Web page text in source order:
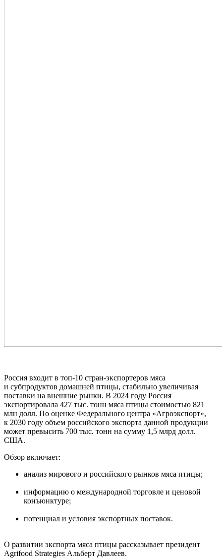
Россия входит в топ-10 стран-экспортеров мяса
и субпродуктов домашней птицы, стабильно увеличивая
поставки на внешние рынки. В 2024 году Россия
экспортировала 427 тыс. тонн мяса птицы стоимостью 821
млн долл. По оценке Федерального центра «Агроэкспорт»,
к 2030 году объем российского экспорта данной продукции
может превысить 700 тыс. тонн на сумму 1,5 млрд долл.
США.
Обзор включает:
анализ мирового и российского рынков мяса птицы;
информацию о международной торговле и ценовой
конъюнктуре;
потенциал и условия экспортных поставок.
О развитии экспорта мяса птицы рассказывает президент
Agrifood Strategies Альберт Давлеев.